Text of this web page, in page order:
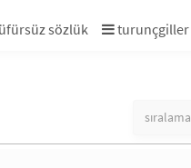
sözlük turunçgiller
sıralama